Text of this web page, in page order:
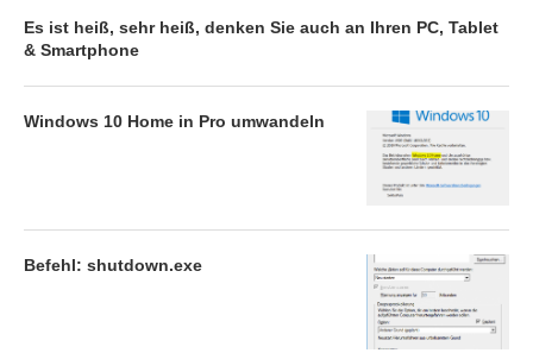
Es ist heiß, sehr heiß, denken Sie auch an Ihren PC, Tablet
& Smartphone
Windows 10 Home in Pro umwandeln
Befehl: shutdown.exe